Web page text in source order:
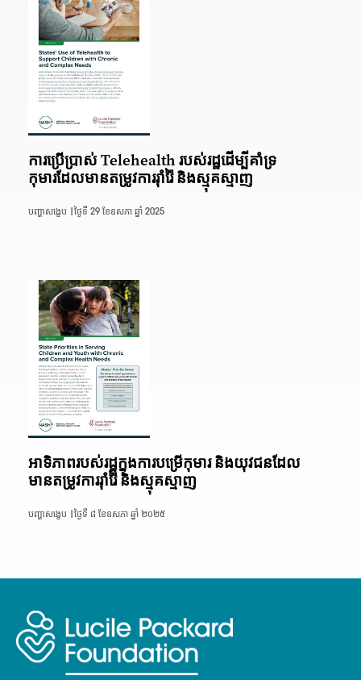
ការប្រើប្រាស់ Telehealth របស់រដ្ឋដើម្បីគាំទ្រ
កុមារដែលមានតម្រូវការរ៉ាំរ៉ៃ និងស្មុគស្មាញ
បញ្ហាសង្ខេប | ថ្ងៃទី 29 ខែឧសភា ឆ្នាំ 2025
អាទិភាពរបស់រដ្ឋក្នុងការបម្រើកុមារ និងយុវជនដែល
មានតម្រូវការរ៉ាំរ៉ៃ និងស្មុគស្មាញ
បញ្ហាសង្ខេប | ថ្ងៃទី ៨ ខែឧសភា ឆ្នាំ ២០២៥